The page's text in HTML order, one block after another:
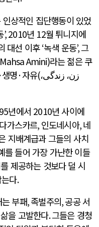
상적인 집단행동이 있었
’, 2010년 12월 튀니지에
대선 이후‘녹색 운동’,그
Amini)라는 젊은 쿠
생명 ·자유(زن، زندگی،
년에서 2010년 사이에
가스카르, 인도네시아,네
지배계급과 그들의 사치
들어 가장 가난한 이들
제공하는 것보다 덜 시
다.
부패,족벌주의,공공 서
을 고발한다.그들은 경청